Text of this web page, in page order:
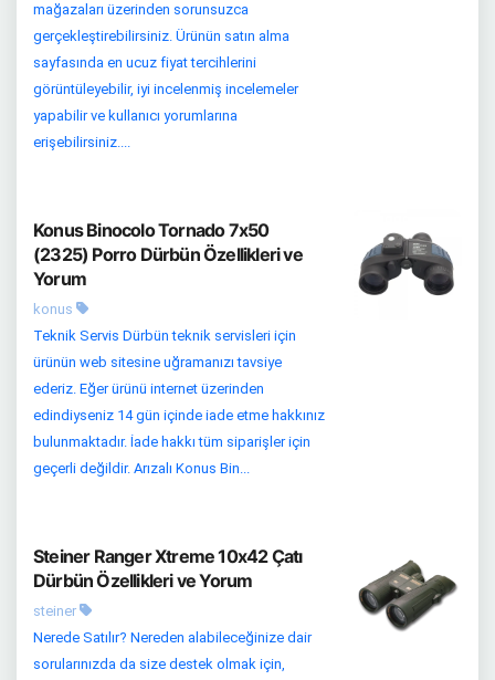
mağazaları üzerinden sorunsuzca
gerçekleştirebilirsiniz. Ürünün satın alma
sayfasında en ucuz fiyat tercihlerini
görüntüleyebilir, iyi incelenmiş incelemeler
yapabilir ve kullanıcı yorumlarına
erişebilirsiniz....
Konus Binocolo Tornado 7x50
(2325) Porro Dürbün Özellikleri ve
Yorum
konus
Teknik Servis Dürbün teknik servisleri için
ürünün web sitesine uğramanızı tavsiye
ederiz. Eğer ürünü internet üzerinden
edindiyseniz 14 gün içinde iade etme hakkınız
bulunmaktadır. İade hakkı tüm siparişler için
geçerli değildir. Arızalı Konus Bin...
Steiner Ranger Xtreme 10x42 Çatı
Dürbün Özellikleri ve Yorum
steiner
Nerede Satılır? Nereden alabileceğinize dair
sorularınızda da size destek olmak için,